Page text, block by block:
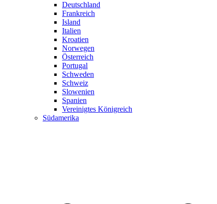
Deutschland
Frankreich
Island
Italien
Kroatien
Norwegen
Österreich
Portugal
Schweden
Schweiz
Slowenien
Spanien
Vereinigtes Königreich
Südamerika